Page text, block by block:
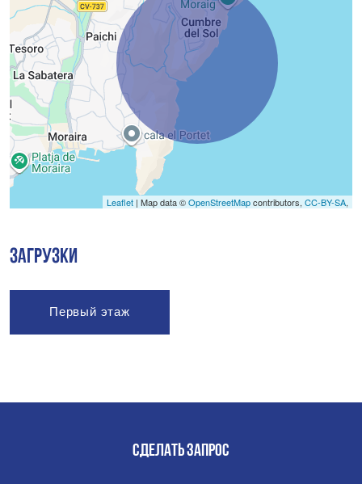
Leaflet | Map data ©OpenStreetMapcontributors, CC-BY-SA,
ЗАГРУЗКИ
Первый этаж
СДЕЛАТЬ ЗАПРОС